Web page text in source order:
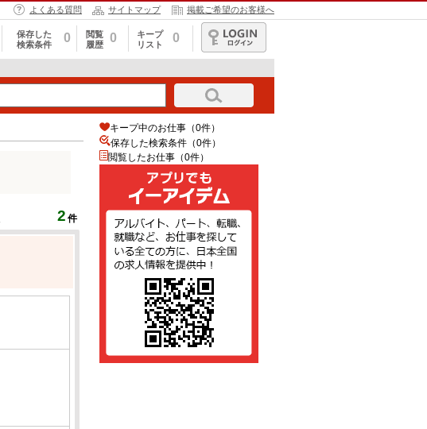
よくある質問 サイトマップ 掲載ご希望のお客様へ
保存した
検索条件
0
閲覧
履歴
0
キープ
リスト
0
ログイン
2 件
キープ中のお仕事（0件）
保存した検索条件（0件）
閲覧したお仕事（0件）